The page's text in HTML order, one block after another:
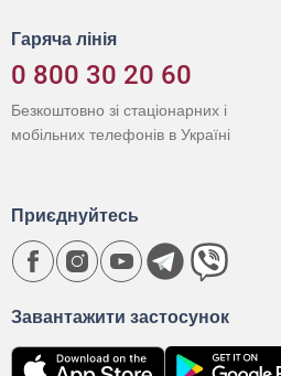
Гаряча лінія
0 800 30 20 60
Безкоштовно зі стаціонарних і
мобільних телефонів в Україні
Завантажити застосунок
Приєднуйтесь